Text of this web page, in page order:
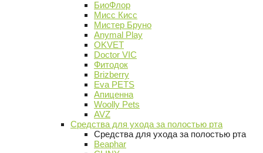
БиоФлор
Мисс Кисс
Мистер Бруно
Anymal Play
OKVET
Doctor VIC
Фитодок
Brizberry
Eva PETS
Апиценна
Woolly Pets
AVZ
Средства для ухода за полостью рта
Средства для ухода за полостью рта
Beaphar